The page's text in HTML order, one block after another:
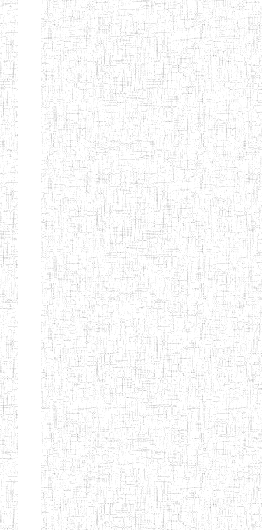
Chercher:
Effacer les filtres
Denomination
Type
Nature
Arrondissement
Denomination Création Type Nature
GTTC KUMBO 14/07/2001 ENIEG Public
GTTTC
JIKEJEM
12/09/2014 ENIET Public
GTTC
NKAMBE
12/11/1984 ENIEG Public
GTTC WUM 01/09/1997 ENIEG Public
GTTC
BAMENDA
27/08/1975 ENIEG Public